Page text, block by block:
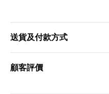
送貨及付款方式
顧客評價